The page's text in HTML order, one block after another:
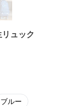
ュック
ブルー